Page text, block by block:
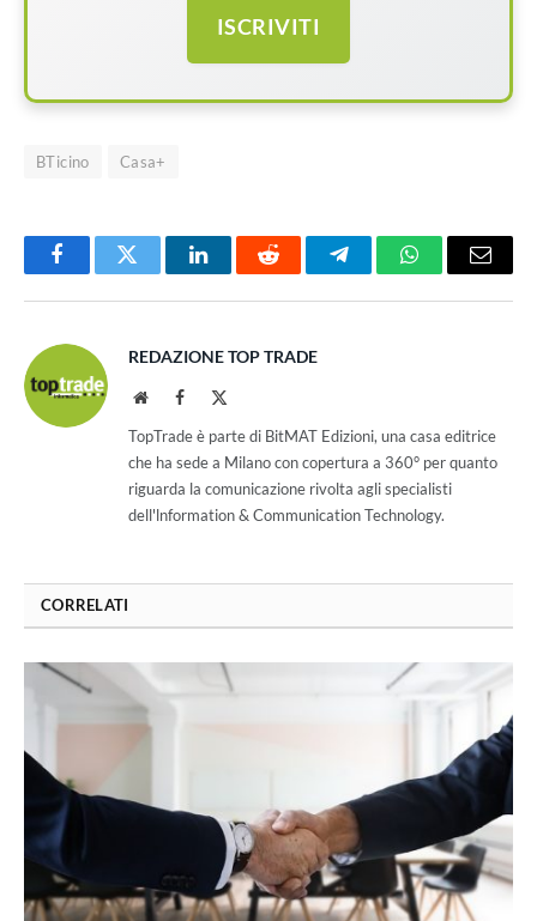
ISCRIVITI
BTicino Casa+
FacebookTwitter LinkedInReddit TelegramWhatsAppEmail
REDAZIONE TOP TRADE
WebsiteFacebook
TopTrade è parte di BitMAT Edizioni, una casa editrice
che ha sede a Milano con copertura a 360° per quanto
riguarda la comunicazione rivolta agli specialisti
dell'lnformation & Communication Technology.
CORRELATI